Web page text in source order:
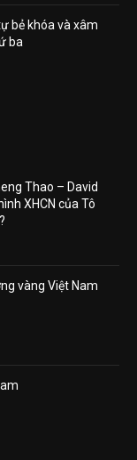
bẻ khóa và xâm
ba
Thao – David
XHCN của Tô
vàng Việt Nam